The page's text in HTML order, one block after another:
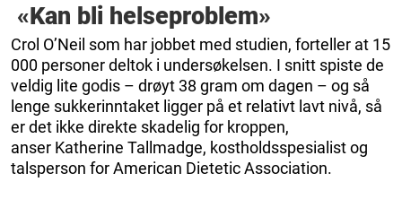
«Kan bli helseproblem»
Crol O’Neil som har jobbet med studien, forteller at 15
000 personer deltok i undersøkelsen. I snitt spiste de
veldig lite godis – drøyt 38 gram om dagen – og så
lenge sukkerinntaket ligger på et relativt lavt nivå, så
er det ikke direkte skadelig for kroppen,
anser Katherine Tallmadge, kostholdsspesialist og
talsperson for American Dietetic Association.